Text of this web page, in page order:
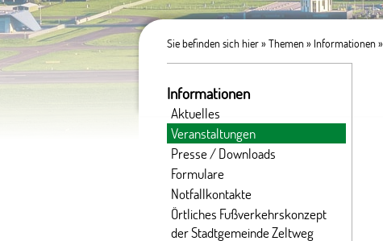
Sie befinden sich hier » Themen» Informationen»
Informationen
Aktuelles
Veranstaltungen
Presse / Downloads
Formulare
Notfallkontakte
Örtliches Fußverkehrskonzept
der Stadtgemeinde Zeltweg